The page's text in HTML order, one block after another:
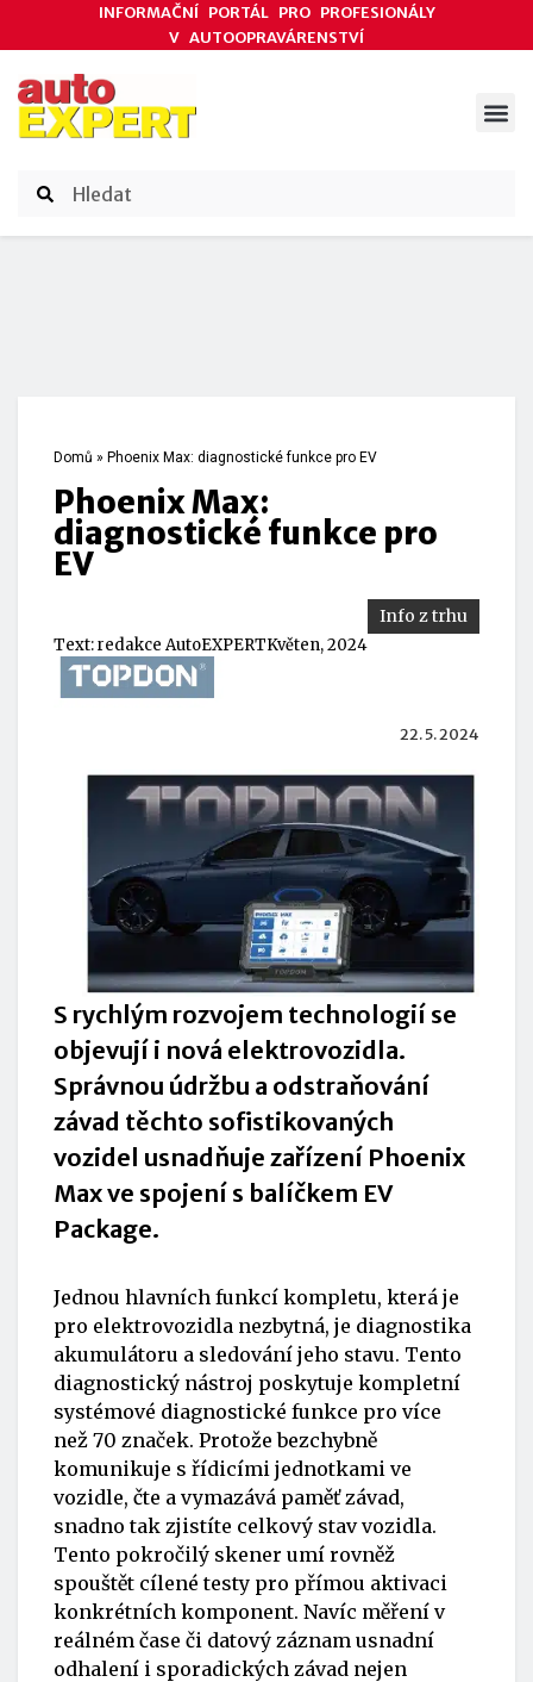
INFORMAČNÍ PORTÁL PRO PROFESIONÁLY
V AUTOOPRAVÁRENSTVÍ
Domů » Phoenix Max: diagnostické funkce pro EV
Phoenix Max:
diagnostické funkce pro
EV
Info z trhu
Text:redakce AutoEXPERTKvěten, 2024
22. 5. 2024
S rychlým rozvojem technologií se
objevují i nová elektrovozidla.
Správnou údržbu a odstraňování
závad těchto sofistikovaných
vozidel usnadňuje zařízení Phoenix
Max ve spojení s balíčkem EV
Package.
Jednou hlavních funkcí kompletu, která je
pro elektrovozidla nezbytná, je diagnostika
akumulátoru a sledování jeho stavu. Tento
diagnostický nástroj poskytuje kompletní
systémové diagnostické funkce pro více
než 70 značek. Protože bezchybně
komunikuje s řídicími jednotkami ve
vozidle, čte a vymazává paměť závad,
snadno tak zjistíte celkový stav vozidla.
Tento pokročilý skener umí rovněž
spouštět cílené testy pro přímou aktivaci
konkrétních komponent. Navíc měření v
reálném čase či datový záznam usnadní
odhalení i sporadických závad nejen